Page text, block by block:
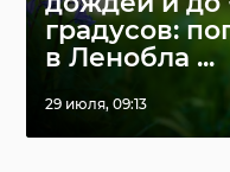
градусов:
в Ленобла ...
29 июля, 09:13